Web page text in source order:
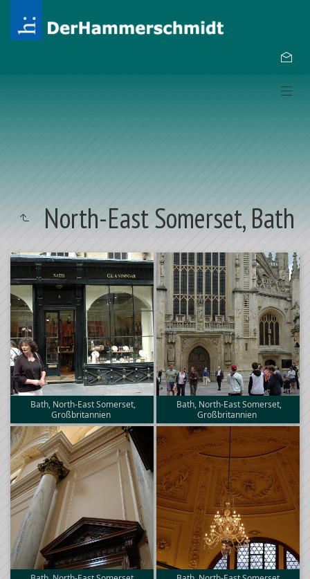
North-East Somerset, Bath
Bath, North-East Somerset,
Großbritannien
Bath, North-East Somerset,
Großbritannien